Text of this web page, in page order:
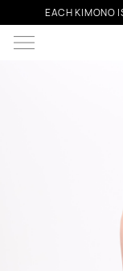
EACH KIMONO